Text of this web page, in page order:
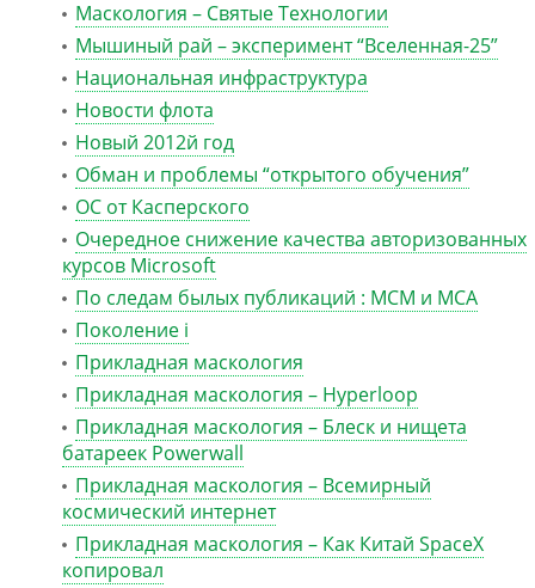
Маскология – Святые Технологии
Мышиный рай – эксперимент “Вселенная-25”
Национальная инфраструктура
Новости флота
Новый 2012й год
Обман и проблемы “открытого обучения”
ОС от Касперского
Очередное снижение качества авторизованных
курсов Microsoft
По следам былых публикаций : MCM и MCA
Поколение i
Прикладная маскология
Прикладная маскология – Hyperloop
Прикладная маскология – Блеск и нищета
батареек Powerwall
Прикладная маскология – Всемирный
космический интернет
Прикладная маскология – Как Китай SpaceX
копировал